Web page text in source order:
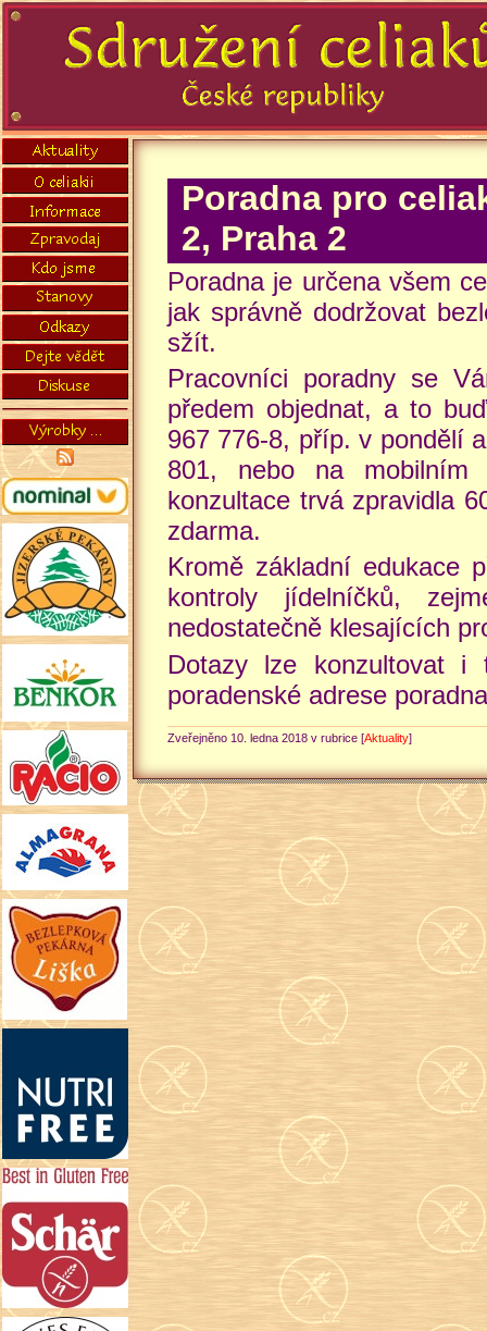
Poradna pro
2, Praha 2
Poradna je určena všem
jak správně dodržovat
sžít.
Pracovníci poradny se
předem objednat, a to
967 776-8, příp. v pondělí
801, nebo na
konzultace trvá zpravidla
zdarma.
Kromě základní edukace
kontroly jídelníčků,
nedostatečně klesajících
Dotazy lze konzultovat i
poradenské adrese
Zveřejněno 10. ledna 2018 v rubrice [Aktuality]